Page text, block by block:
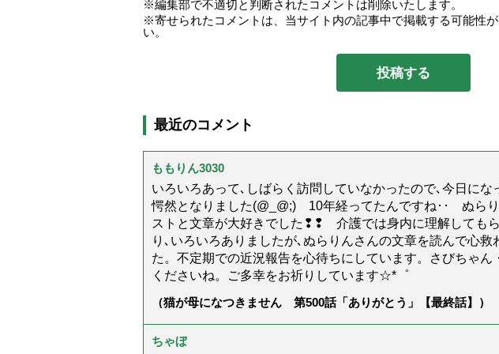
編集部で不適切と判断されたコメントは削除いたします。
寄せられたコメントは、当サイト内の記事中で掲載する可能性
い。
最近のコメント
ももりん3030
いろいろあって､しばらく訪問していなかったので､今日にな
愕然となりました(@_@;) 10年経ってたんですね･･ ぬら
ストと文章が大好きでした❢❢ 介護では身内に理解しても
り､いろいろありましたが､ぬらりんさんの文章を読んで心救
た。不定期での近況報告を心待ちにしています。さびちゃん
くださいね。ご多幸をお祈りしています☆*゜
（猫が母になつきません 第500話「ありがとう」【最終話】）
ちゃぼ